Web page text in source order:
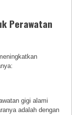
Perawatan
gigi alami
adalah dengan